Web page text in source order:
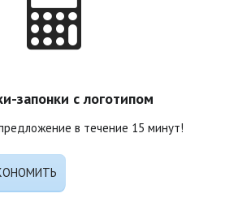
запонки с логотипом
в течение 15 минут!